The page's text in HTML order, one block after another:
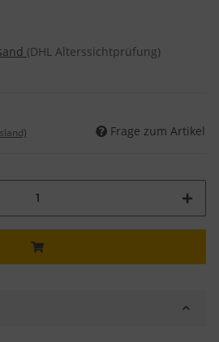
(DHL Alterssichtprüfung)
Frage zum Artikel